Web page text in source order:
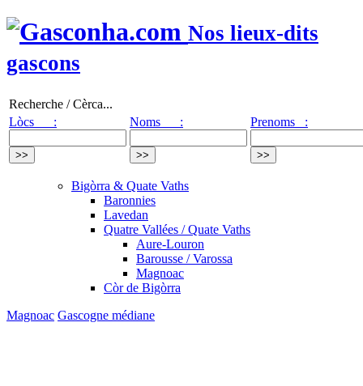
Nos lieux-dits
gascons
Recherche / Cèrca...
Lòcs :
Noms : Prenoms :
Bigòrra & Quate Vaths
Baronnies
Lavedan
Quatre Vallées / Quate Vaths
Aure-Louron
Barousse / Varossa
Magnoac
Còr de Bigòrra
Magnoac Gascogne médiane